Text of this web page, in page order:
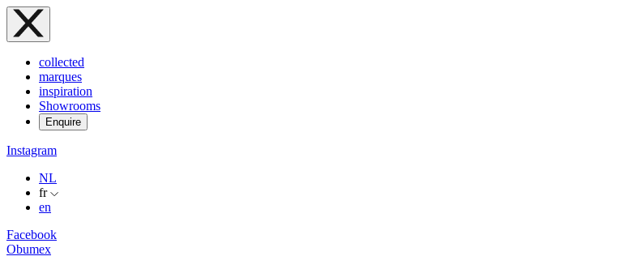
collected
marques
inspiration
Showrooms
Enquire
Instagram
NL
fr
en
Facebook
Obumex